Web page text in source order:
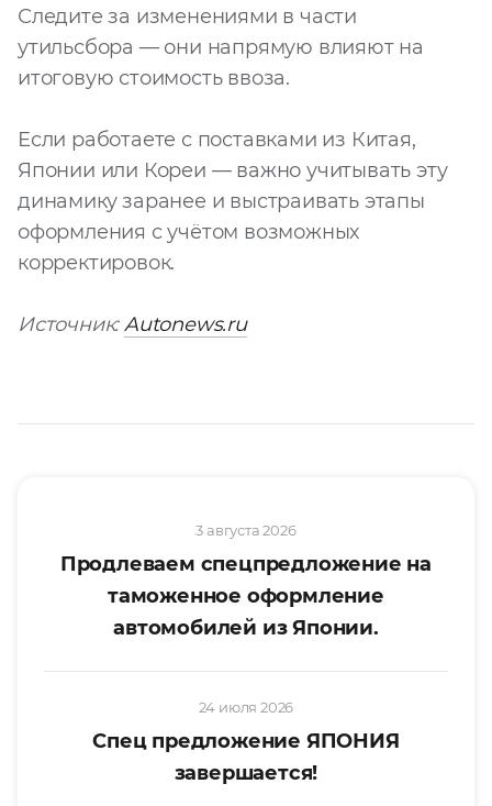
Следите за изменениями в части
утильсбора — они напрямую влияют на
итоговую стоимость ввоза.
Если работаете с поставками из Китая,
Японии или Кореи — важно учитывать эту
динамику заранее и выстраивать этапы
оформления с учётом возможных
корректировок.
Источник:Autonews.ru
3 августа 2026
Продлеваем спецпредложение на
таможенное оформление
автомобилей из Японии.
24 июля 2026
Спец предложение ЯПОНИЯ
завершается!